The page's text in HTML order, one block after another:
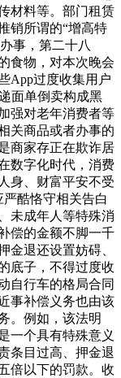
材料等。部门租赁
销所谓的“增高特
事，第二十八
食物，对本次晚会
App过度收集用户
面单倒卖构成黑
强对老年消费者等
关商品或者办事的
商家存正在欺诈居
数字化时代，消费
身、财富平安不受
酷恪守相关告白
未成年人等特殊消
偿的金额不脚一千
金退还设置妨碍、
底子，不得过度收
自行车的格局合同
事补偿义务也由该
。例如，该法明
一个具有特殊意义
条目过高、押金退
倍以下的罚款。收